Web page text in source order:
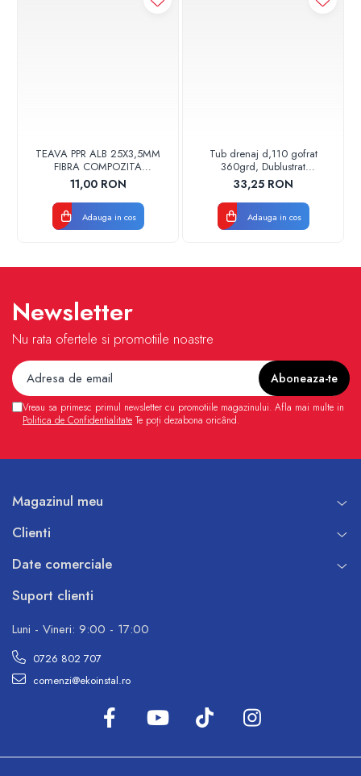
TEAVA PPR ALB 25X3,5MM
FIBRA COMPOZITA
10033025004
VALDUOTHERM VALROM
11,00 RON
Adauga in cos
Tub drenaj d,110 gofrat
360grd, Dublustrat
verde/negru 110152 Drainkit
33,25 RON
Adauga in cos
Newsletter
Nu rata ofertele si promotiile noastre
Vreau sa primesc primul newsletter cu promotiile magazinului. Afla mai multe in
Politica de Confidentialitate Te poți dezabona oricând.
Magazinul meu
Clienti
Date comerciale
Suport clienti
Luni - Vineri: 9:00 - 17:00
0726 802 707
comenzi@ekoinstal.ro